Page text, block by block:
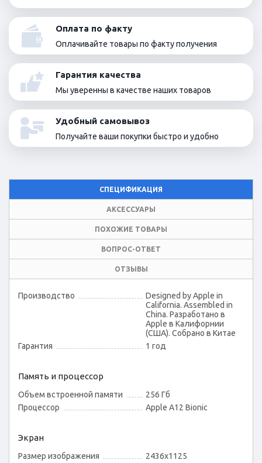
Оплата по факту
Оплачивайте товары по факту получения
Гарантия качества
Мы уверенны в качестве наших товаров
Удобный самовывоз
Получайте ваши покупки быстро и удобно
СПЕЦИФИКАЦИЯ
АКСЕССУАРЫ
ПОХОЖИЕ ТОВАРЫ
ВОПРОС-ОТВЕТ
ОТЗЫВЫ
Производство
Designed by Apple in
California. Assembled in
China. Разработано в
Apple в Калифорнии
(США). Собрано в Китае
Гарантия
1 год
Память и процессор
Объем встроенной памяти
256 Гб
Процессор
Apple A12 Bionic
Экран
Размер изображения
2436x1125